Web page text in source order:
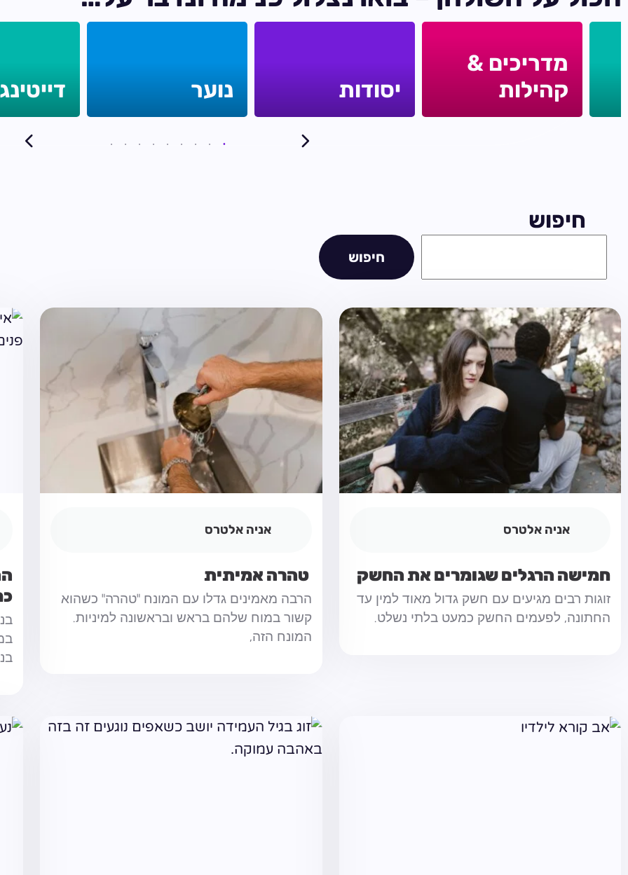
מדריכים &
קהילות
יסודות נוער דייטינג
חיפוש
חיפוש
אניה אלטרס
חמישה הרגלים שגומרים את החשק
זוגות רבים מגיעים עם חשק גדול מאוד למין עד
החתונה, לפעמים החשק כמעט בלתי נשלט.
אניה אלטרס
הרבה מאמינים גדלו עם המונח "טהרה" כשהוא
קשור במוח שלהם בראש ובראשונה למיניות.
המונח הזה,